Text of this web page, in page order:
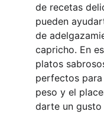
de recetas
pueden
de
capricho. En
platos
perfectos
peso y el
darte un